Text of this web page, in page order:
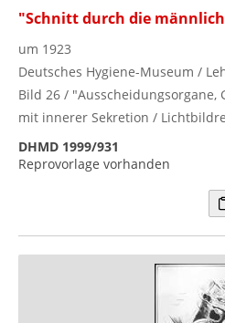
"Schnitt durch die
um 1923
Deutsches Hygiene-Museum /
Bild 26 / "Ausscheidungsorgane,
mit innerer Sekretion /
DHMD 1999/931
Reprovorlage vorhanden